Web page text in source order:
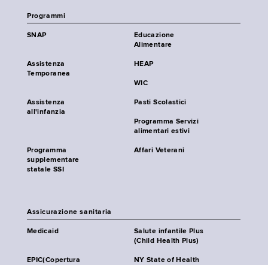
Programmi
SNAP
Educazione
Alimentare
Assistenza
Temporanea
HEAP
WIC
Assistenza
all'infanzia
Pasti Scolastici
Programma Servizi
alimentari estivi
Programma
supplementare
statale SSI
Affari Veterani
Assicurazione sanitaria
Medicaid
Salute infantile Plus
(Child Health Plus)
EPIC(Copertura
NY State of Health